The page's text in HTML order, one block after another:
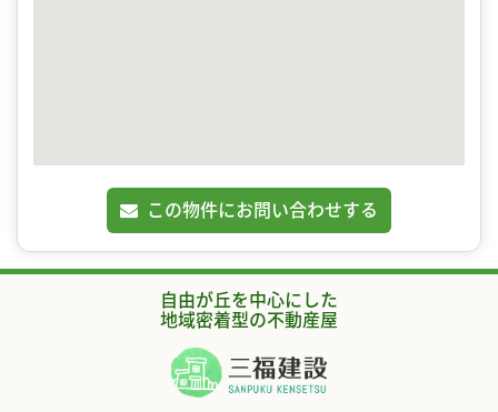
この物件にお問い合わせする
自由が丘を中心にした
地域密着型の不動産屋